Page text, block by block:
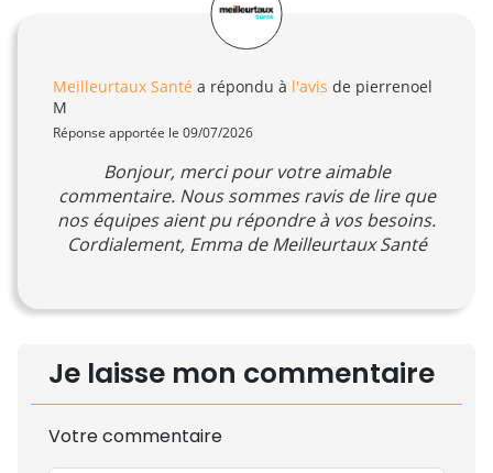
Meilleurtaux Santé a répondu à l'avis de pierrenoel
M
Réponse apportée le 09/07/2026
Bonjour, merci pour votre aimable
commentaire. Nous sommes ravis de lire que
nos équipes aient pu répondre à vos besoins.
Cordialement, Emma de Meilleurtaux Santé
Je laisse mon commentaire
Votre commentaire